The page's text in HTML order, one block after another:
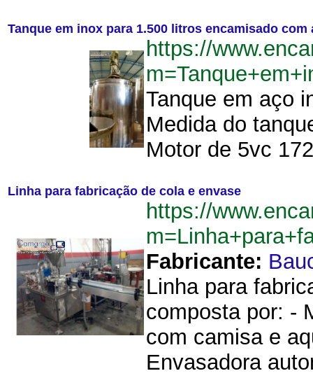
Tanque em inox para 1.500 litros encamisado com
https://
Tanque em aço
Medida do
Motor de 5vc
Linha para fabricação de cola e envase
https://
Fabricante:
Linha para
composta por: -
com camisa e
Envasadora